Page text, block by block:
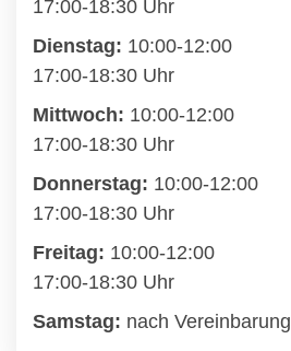
17:00-18:30 Uhr
Dienstag: 10:00-12:00
17:00-18:30 Uhr
Mittwoch: 10:00-12:00
17:00-18:30 Uhr
Donnerstag: 10:00-12:00
17:00-18:30 Uhr
Freitag: 10:00-12:00
17:00-18:30 Uhr
Samstag: nach Vereinbarung